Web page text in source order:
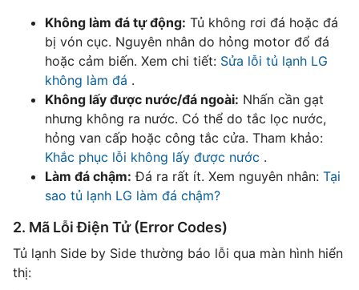
Không làm đá tự động: Tủ không rơi đá hoặc đá
bị vón cục. Nguyên nhân do hỏng motor đổ đá
hoặc cảm biến. Xem chi tiết: Sửa lỗi tủ lạnh LG
không làm đá .
Không lấy được nước/đá ngoài: Nhấn cần gạt
nhưng không ra nước. Có thể do tắc lọc nước,
hỏng van cấp hoặc công tắc cửa. Tham khảo:
Khắc phục lỗi không lấy được nước .
Làm đá chậm: Đá ra rất ít. Xem nguyên nhân: Tại
sao tủ lạnh LG làm đá chậm?
2. Mã Lỗi Điện Tử (Error Codes)
Tủ lạnh Side by Side thường báo lỗi qua màn hình hiển
thị: